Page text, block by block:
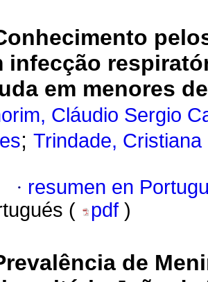
infecção
em menores
Cláudio Sergio
; Trindade, Cristiana
· resumen en
(
pdf )
de